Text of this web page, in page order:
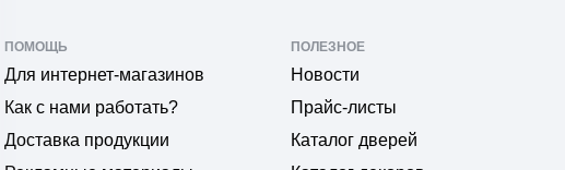
ПОМОЩЬ
Для интернет-магазинов
Как с нами работать?
Доставка продукции
ПОЛЕЗНОЕ
Новости
Прайс-листы
Каталог дверей